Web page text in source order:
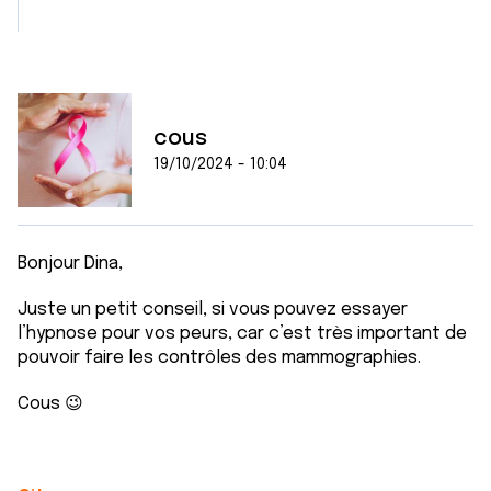
cous
19/10/2024 - 10:04
Bonjour Dina,
Juste un petit conseil, si vous pouvez essayer
l’hypnose pour vos peurs, car c’est très important de
pouvoir faire les contrôles des mammographies.
Cous 😉